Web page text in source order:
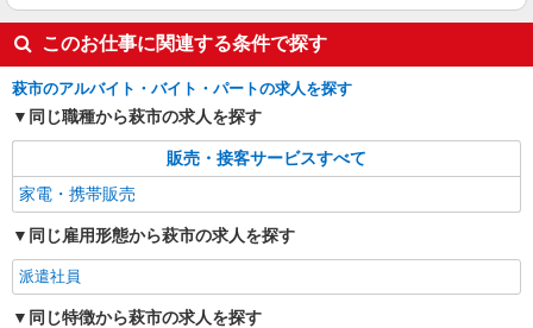
このお仕事に関連する条件で探す
萩市のアルバイト・バイト・パートの求人を探す
同じ職種から萩市の求人を探す
販売・接客サービスすべて
家電・携帯販売
同じ雇用形態から萩市の求人を探す
派遣社員
同じ特徴から萩市の求人を探す